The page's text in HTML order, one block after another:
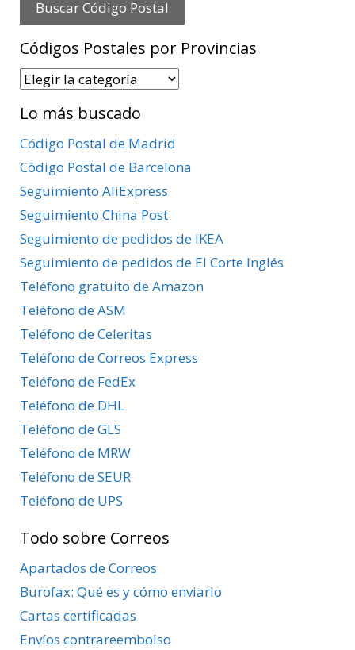
Códigos Postales por Provincias
Códigos
por
Provincias
Lo más buscado
Código Postal de Madrid
Código Postal de Barcelona
Seguimiento AliExpress
Seguimiento China Post
Seguimiento de pedidos de IKEA
Seguimiento de pedidos de El Corte Inglés
Teléfono gratuito de Amazon
Teléfono de ASM
Teléfono de Celeritas
Teléfono de Correos Express
Teléfono de FedEx
Teléfono de DHL
Teléfono de GLS
Teléfono de MRW
Teléfono de SEUR
Teléfono de UPS
Todo sobre Correos
Apartados de Correos
Burofax: Qué es y cómo enviarlo
Cartas certificadas
Envíos contrareembolso